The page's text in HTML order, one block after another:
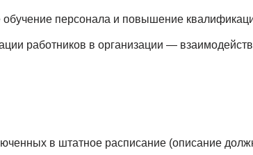
обучение персонала и повышение
работников в организации —
в штатное расписание (описание